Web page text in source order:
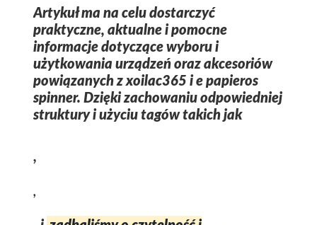
Artykuł ma na celu dostarczyć
praktyczne, aktualne i pomocne
informacje dotyczące wyboru i
użytkowania urządzeń oraz akcesoriów
powiązanych z xoilac365 i e papieros
spinner. Dzięki zachowaniu odpowiedniej
struktury i użyciu tagów takich jak
,
,